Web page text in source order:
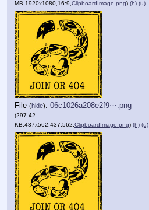
MB,1920x1080,16:9,ClipboardImage.png) (h) (u)
File (hide): 06c1026a208e2f9⋯.png
(297.42
KB,437x562,437:562,ClipboardImage.png) (h) (u)